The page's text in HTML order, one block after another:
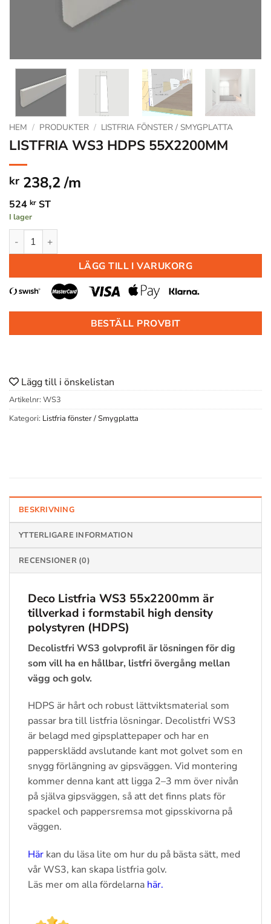
HEM / PRODUKTER / LISTFRIA FÖNSTER / SMYGPLATTA
LISTFRIA WS3 HDPS 55X2200MM
kr 238,2 /m
524 kr ST
I lager
LISTFRIA WS3 HDPS 55X2200MM mängd
LÄGG TILL I VARUKORG
BESTÄLL PROVBIT
Lägg till i önskelistan
Artikelnr: WS3
Kategori: Listfria fönster / Smygplatta
BESKRIVNING
YTTERLIGARE INFORMATION
RECENSIONER (0)
Deco Listfria WS3 55x2200mm är
tillverkad i formstabil high density
polystyren (HDPS)
Decolistfri WS3 golvprofil är lösningen för dig
som vill ha en hållbar, listfri övergång mellan
vägg och golv.
HDPS är hårt och robust lättviktsmaterial som
passar bra till listfria lösningar. Decolistfri WS3
är belagd med gipsplattepaper och har en
pappersklädd avslutande kant mot golvet som en
snygg förlängning av gipsväggen. Vid montering
kommer denna kant att ligga 2–3 mm över nivån
på själva gipsväggen, så att det finns plats för
spackel och pappersremsa mot gipsskivorna på
väggen.
Här kan du läsa lite om hur du på bästa sätt, med
vår WS3, kan skapa listfria golv.
Läs mer om alla fördelarna här.